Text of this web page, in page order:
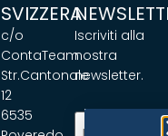
SVIZZERA
c/o
ContaTeam
Str.Cantonale
12
6535
Iscriviti alla
nostra
newsletter.
Email